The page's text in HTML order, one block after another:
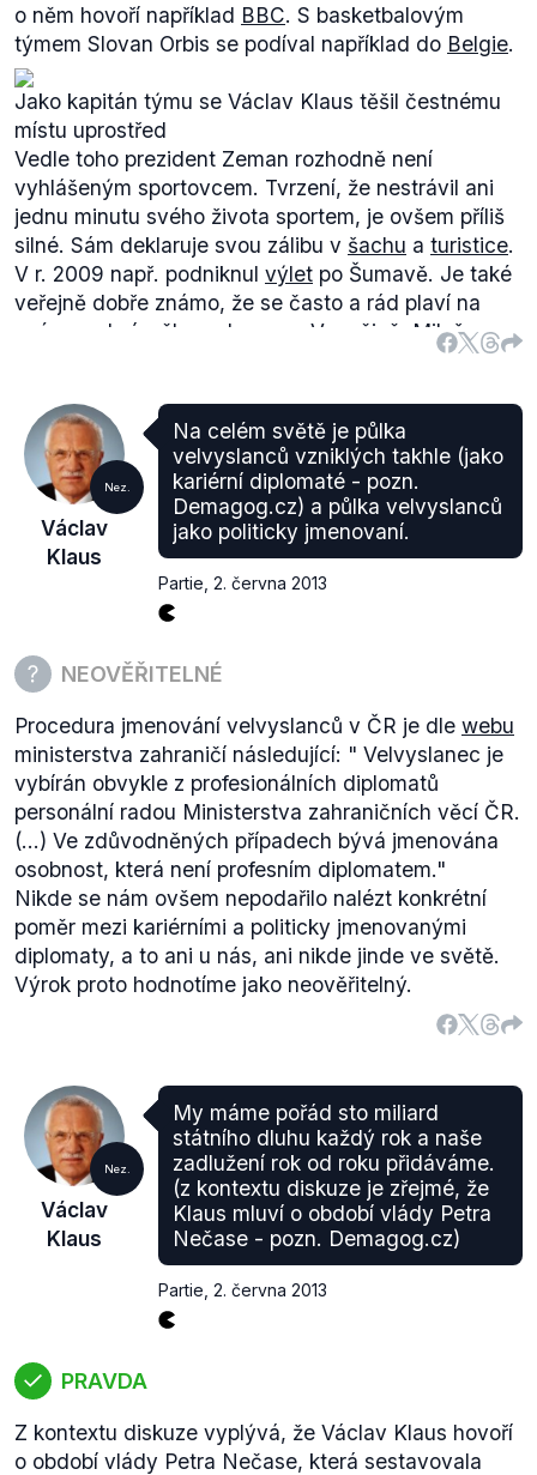
o něm hovoří například BBC. S basketbalovým
týmem Slovan Orbis se podíval například do Belgie.
Jako kapitán týmu se Václav Klaus těšil čestnému
místu uprostřed
Vedle toho prezident Zeman rozhodně není
vyhlášeným sportovcem. Tvrzení, že nestrávil ani
jednu minutu svého života sportem, je ovšem příliš
silné. Sám deklaruje svou zálibu v šachu a turistice.
V r. 2009 např. podniknul výlet po Šumavě. Je také
veřejně dobře známo, že se často a rád plaví na
svém osobním člunu doma na Vysočině. Miloš
se nám nepodařilo potvrdit, ani vyvrátit.
Z těchto důvodů musíme výrok Václava Klause
hodnotit jako nepravdivý.
Foto:iDNES Lidovky
Nez.
Václav
Klaus
Na celém světě je půlka
velvyslanců vzniklých takhle (jako
kariérní diplomaté - pozn.
Demagog.cz) a půlka velvyslanců
jako politicky jmenovaní.
Partie 2. června 2013
NEOVĚŘITELNÉ
Procedura jmenování velvyslanců v ČR je dle webu
ministerstva zahraničí následující: " Velvyslanec je
vybírán obvykle z profesionálních diplomatů
personální radou Ministerstva zahraničních věcí ČR.
(...) Ve zdůvodněných případech bývá jmenována
osobnost, která není profesním diplomatem."
Nikde se nám ovšem nepodařilo nalézt konkrétní
poměr mezi kariérními a politicky jmenovanými
diplomaty, a to ani u nás, ani nikde jinde ve světě.
Výrok proto hodnotíme jako neověřitelný.
Nez.
Václav
Klaus
My máme pořád sto miliard
státního dluhu každý rok a naše
zadlužení rok od roku přidáváme.
(z kontextu diskuze je zřejmé, že
Klaus mluví o období vlády Petra
Nečase - pozn. Demagog.cz)
Partie 2. června 2013
PRAVDA
Z kontextu diskuze vyplývá, že Václav Klaus hovoří
o období vlády Petra Nečase, která sestavovala